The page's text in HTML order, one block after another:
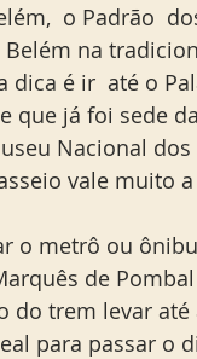
o Padrão
na
dica é ir  até o
que já foi sede
Nacional dos
vale muito
o metrô ou
de
do trem levar
para passar o